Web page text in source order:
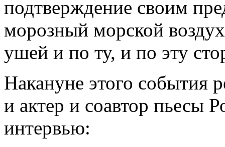
подтверждение своим
морозный морской
ушей и по ту, и по эту
Накануне этого события
и актер и соавтор пьесы
интервью: